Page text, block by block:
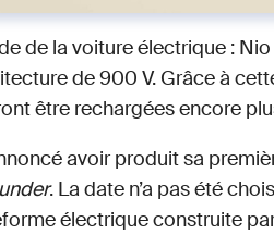
de la voiture électrique :
de 900 V. Grâce à
être rechargées encore
avoir produit sa
. La date n’a pas été
électrique construite